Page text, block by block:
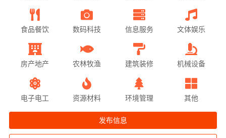
食品餐饮 数码科技 信息服务 文体娱乐
房产地产 农林牧渔 建筑装修 机械设备
电子电工 资源材料 环境管理 其他
发布信息